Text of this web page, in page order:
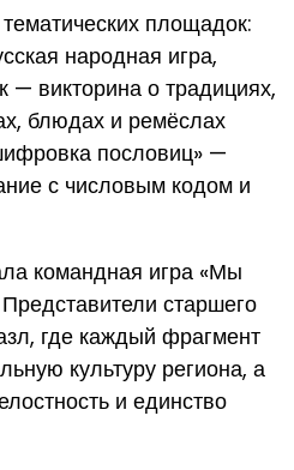
площадок:
народная игра,
— викторина о традициях,
блюдах и ремёслах
пословиц» —
с числовым кодом и
командная игра «Мы
старшего
где каждый фрагмент
культуру региона, а
и единство